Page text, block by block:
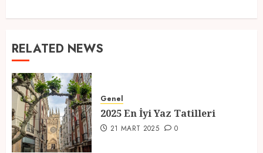
RELATED NEWS
Genel
2025 En İyi Yaz Tatilleri
21 MART 2025 0